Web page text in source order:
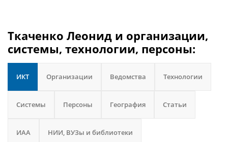
Ткаченко Леонид и организации,
системы, технологии, персоны:
ИКТ Организации Ведомства Технологии
Системы Персоны География Статьи
ИАА НИИ, ВУЗы и библиотеки